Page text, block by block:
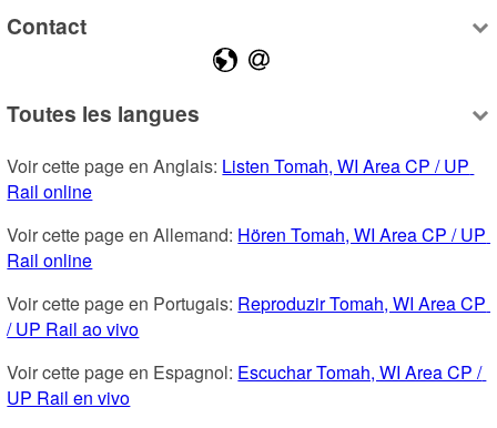
Contact
Toutes les langues
Voir cette page en Anglais: Listen Tomah, WI Area CP / UP
Rail online
Voir cette page en Allemand: Hören Tomah, WI Area CP / UP
Rail online
Voir cette page en Portugais: Reproduzir Tomah, WI Area CP
/ UP Rail ao vivo
Voir cette page en Espagnol: Escuchar Tomah, WI Area CP /
UP Rail en vivo